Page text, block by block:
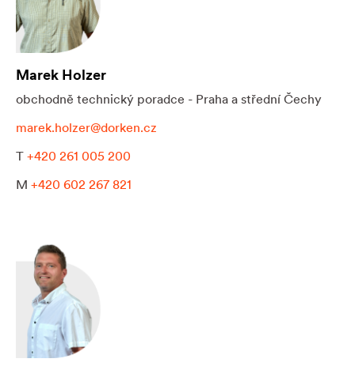
Marek Holzer
obchodně technický poradce - Praha a střední Čechy
marek.holzer@dorken.cz
T +420 261 005 200
M +420 602 267 821